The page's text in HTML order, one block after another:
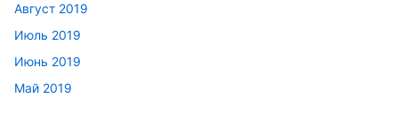
Август 2019
Июль 2019
Июнь 2019
Май 2019